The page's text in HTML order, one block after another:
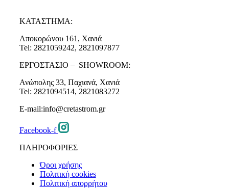
ΚΑΤΑΣΤΗΜΑ:
Αποκορώνου 161, Χανιά
Tel: 2821059242, 2821097877
ΕΡΓΟΣΤΑΣΙΟ – SHOWROOM:
Ανώπολης 33, Παχιανά, Χανιά
Tel: 2821094514, 2821083272
E-mail:info@cretastrom.gr
Facebook-f
ΠΛΗΡΟΦΟΡΙΕΣ
Όροι χρήσης
Πολιτική cookies
Πολιτική απορρήτου